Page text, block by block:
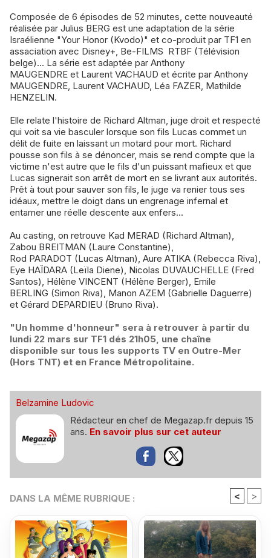
Composée de 6 épisodes de 52 minutes, cette nouveauté
réalisée par Julius BERG est une adaptation de la série
Israélienne "Your Honor (Kvodo)" et co-produit par TF1 en
assaciation avec Disney+, Be-FILMS RTBF (Télévision
belge)... La série est adaptée par Anthony
MAUGENDRE et Laurent VACHAUD et écrite par Anthony
MAUGENDRE, Laurent VACHAUD, Léa FAZER, Mathilde
HENZELIN.
Elle relate l'histoire de Richard Altman, juge droit et respecté
qui voit sa vie basculer lorsque son fils Lucas commet un
délit de fuite en laissant un motard pour mort. Richard
pousse son fils à se dénoncer, mais se rend compte que la
victime n'est autre que le fils d'un puissant mafieux et que
Lucas signerait son arrêt de mort en se livrant aux autorités.
Prêt à tout pour sauver son fils, le juge va renier tous ses
idéaux, mettre le doigt dans un engrenage infernal et
entamer une réelle descente aux enfers...
Au casting, on retrouve Kad MERAD (Richard Altman),
Zabou BREITMAN (Laure Constantine),
Rod PARADOT (Lucas Altman), Aure ATIKA (Rebecca Riva),
Eye HAÏDARA (Leïla Diene), Nicolas DUVAUCHELLE (Fred
Santos), Hélène VINCENT (Hélène Berger), Emile
BERLING (Simon Riva), Manon AZEM (Gabrielle Daguerre)
et Gérard DEPARDIEU (Bruno Riva).
"Un homme d'honneur" sera à retrouver à partir du
lundi 22 mars sur TF1 dés 21h05, une chaîne
disponible sur tous les supports TV en Outre-Mer
(Hors TNT) et en France Métropolitaine.
Belzamine Ludovic
Rédacteur en chef de Megazap.fr depuis 15
ans. En savoir plus sur cet auteur
DANS LA MÊME RUBRIQUE : < >